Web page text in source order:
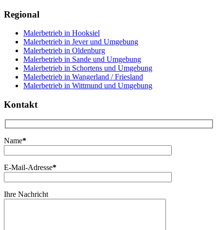
Regional
Malerbetrieb in Hooksiel
Malerbetrieb in Jever und Umgebung
Malerbetrieb in Oldenburg
Malerbetrieb in Sande und Umgebung
Malerbetrieb in Schortens und Umgebung
Malerbetrieb in Wangerland / Friesland
Malerbetrieb in Wittmund und Umgebung
Kontakt
Name*
E-Mail-Adresse*
Ihre Nachricht